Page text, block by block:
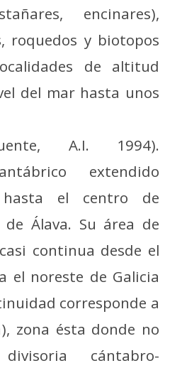
encinares),
roquedos y biotopos
de altitud
del mar hasta unos
A.I. 1994).
extendido
hasta el centro de
Álava. Su área de
continua desde el
el noreste de Galicia
corresponde a
zona ésta donde no
cántabro-